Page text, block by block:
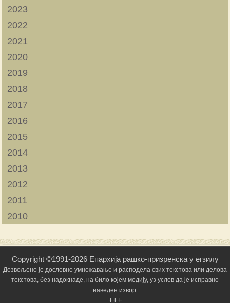
2023
2022
2021
2020
2019
2018
2017
2016
2015
2014
2013
2012
2011
2010
Copyright ©1991-2026 Епархија рашко-призренска у егзилу
Дозвољено је дословно умножавање и расподела свих текстова или делова
текстова, без надокнаде, на било којем медију, уз услов да је исправно
наведен извор.
+++